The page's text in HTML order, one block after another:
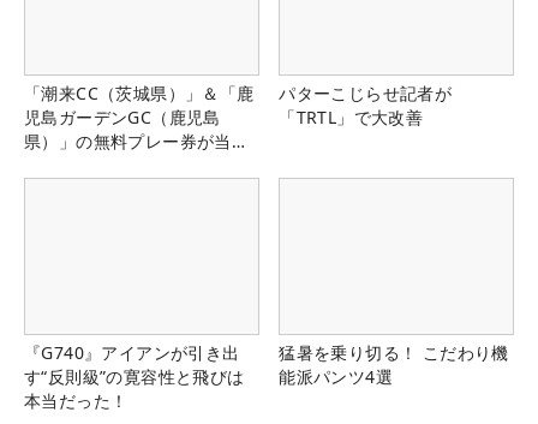
「潮来CC（茨城県）」＆「鹿
児島ガーデンGC（鹿児島
県）」の無料プレー券が当た
パターこじらせ記者が
「TRTL」で大改善
『G740』アイアンが引き出
す“反則級”の寛容性と飛びは
本当だった！
猛暑を乗り切る！ こだわり機
能派パンツ4選